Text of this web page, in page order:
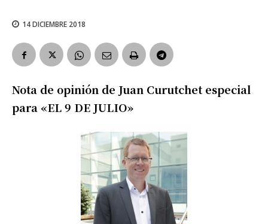
14 DICIEMBRE 2018
Nota de opinión de Juan Curutchet especial
para «EL 9 DE JULIO»